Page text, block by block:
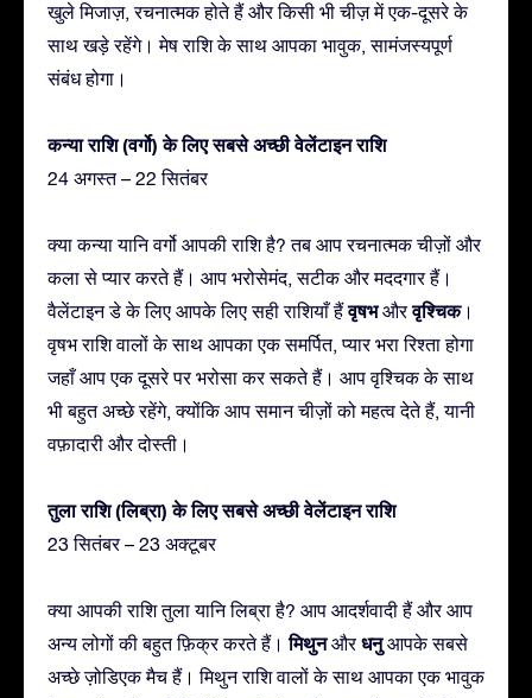
खुले मिजाज़, रचनात्मक होते हैं और किसी भी चीज़ में एक-दूसरे के
साथ खड़े रहेंगे। मेष राशि के साथ आपका भावुक, सामंजस्यपूर्ण
संबंध होगा।
कन्या राशि (वर्गो) के लिए सबसे अच्छी वेलेंटाइन राशि
24 अगस्त – 22 सितंबर
क्या कन्या यानि वर्गो आपकी राशि है? तब आप रचनात्मक चीज़ों और
कला से प्यार करते हैं। आप भरोसेमंद, सटीक और मददगार हैं।
वैलेंटाइन डे के लिए आपके लिए सही राशियाँ हैंवृषभऔरवृश्चिक।
वृषभ राशि वालों के साथ आपका एक समर्पित, प्यार भरा रिश्ता होगा
जहाँ आप एक दूसरे पर भरोसा कर सकते हैं। आप वृश्चिक के साथ
भी बहुत अच्छे रहेंगे, क्योंकि आप समान चीज़ों को महत्व देते हैं, यानी
वफ़ादारी और दोस्ती।
तुला राशि (लिब्रा) के लिए सबसे अच्छी वेलेंटाइन राशि
23 सितंबर – 23 अक्टूबर
क्या आपकी राशि तुला यानि लिब्रा है? आप आदर्शवादी हैं और आप
अन्य लोगों की बहुत फ़िक्र करते हैं।मिथुनऔरधनुआपके सबसे
अच्छे ज़ोडिएक मैच हैं। मिथुन राशि वालों के साथ आपका एक भावुक